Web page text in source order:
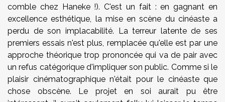
comble chez Haneke !). C'est un fait : en gagnant en
excellence esthétique, la mise en scène du cinéaste a
perdu de son implacabilité. La terreur latente de ses
premiers essais n'est plus, remplacée qu'elle est par une
approche théorique trop prononcée qui va de pair avec
un refus catégorique d'impliquer son public. Comme si le
plaisir cinématographique n'était pour le cinéaste que
chose obscène. Le projet en soi aurait pu être